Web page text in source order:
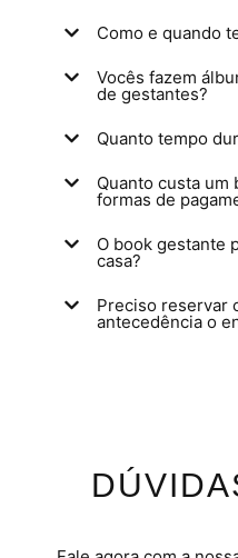
Como e quando
Vocês fazem
de gestantes?
Quanto tempo
Quanto custa um
formas de
O book gestante
casa?
Preciso reservar
antecedência o